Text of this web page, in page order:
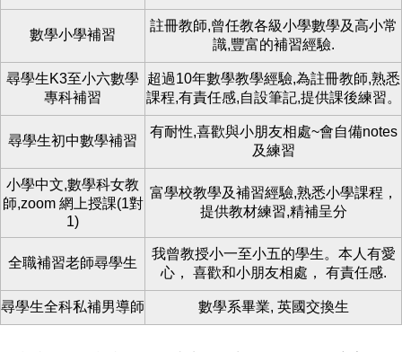
數學小學補習
註冊教師,曾任教各級小學數學及高小常
識,豐富的補習經驗.
尋學生K3至小六數學
專科補習
超過10年數學教學經驗,為註冊教師,熟悉
課程,有責任感,自設筆記,提供課後練習。
尋學生初中數學補習
有耐性,喜歡與小朋友相處~會自備notes
及練習
小學中文,數學科女教
師,zoom 網上授課(1對
1)
富學校教學及補習經驗,熟悉小學課程，
提供教材練習,精補呈分
全職補習老師尋學生
我曾教授小一至小五的學生。本人有愛
心， 喜歡和小朋友相處， 有責任感.
尋學生全科私補男導師 數學系畢業, 英國交換生